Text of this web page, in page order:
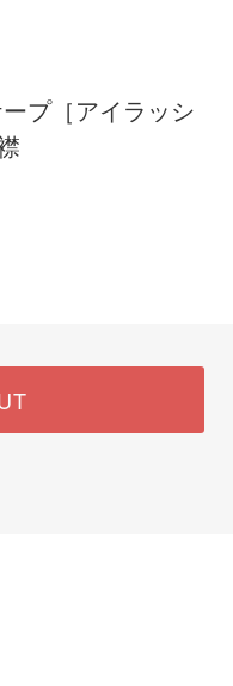
プ［アイラッシ